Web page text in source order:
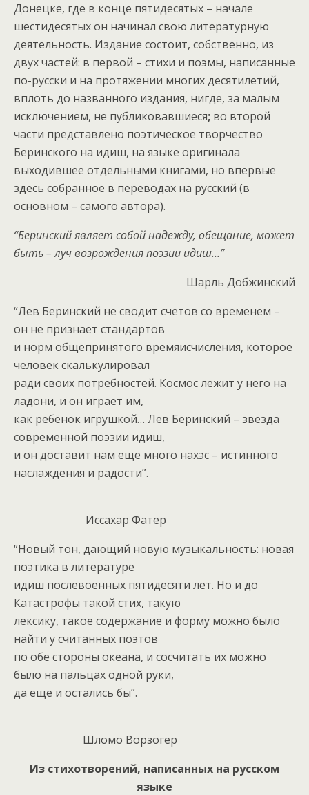
Донецке, где в конце пятидесятых – начале
шестидесятых он начинал свою литературную
деятельность. Издание состоит, собственно, из
двух частей: в первой – стихи и поэмы, написанные
по-русски и на протяжении многих десятилетий,
вплоть до названного издания, нигде, за малым
исключением, не публиковавшиеся; во второй
части представлено поэтическое творчество
Беринского на идиш, на языке оригинала
выходившее отдельными книгами, но впервые
здесь собранное в переводах на русский (в
основном – самого автора).
“Беринский являет собой надежду, обещание, может
быть – луч возрождения поэзии идиш…”
Шарль Добжинский
“Лев Беринский не сводит счетов со временем –
он не признает стандартов
и норм общепринятого времяисчисления, которое
человек скалькулировал
ради своих потребностей. Космос лежит у него на
ладони, и он играет им,
как ребёнок игрушкой… Лев Беринский – звезда
современной поэзии идиш,
и он доставит нам еще много нахэс – истинного
наслаждения и радости”.
Иссахар Фатер
“Новый тон, дающий новую музыкальность: новая
поэтика в литературе
идиш послевоенных пятидесяти лет. Но и до
Катастрофы такой стих, такую
лексику, такое содержание и форму можно было
найти у считанных поэтов
по обе стороны океана, и сосчитать их можно
было на пальцах одной руки,
да ещё и остались бы”.
Шломо Ворзогер
Из стихотворений, написанных на русском
языке